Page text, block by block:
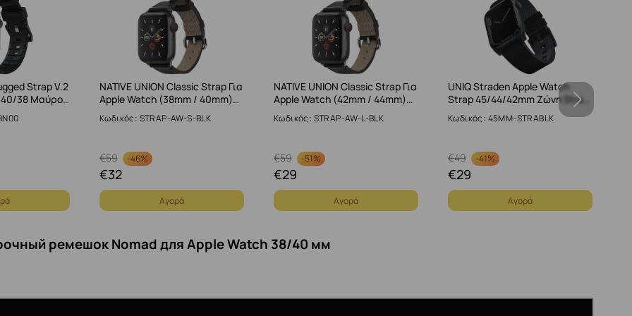
Strap V.2
40/38 Μαύρο…
NATIVE UNION Classic Strap Για
Apple Watch (38mm / 40mm)…
Κωδικός: STRAP-AW-S-BLK
59
€ -46%
32
€
Αγορά
NATIVE UNION Classic Strap Για
Apple Watch (42mm / 44mm)…
Κωδικός: STRAP-AW-L-BLK
59
€ -51%
29
€
Αγορά
UNIQ Straden Apple Watch
Strap 45/44/42mm Ζώνη Stra…
Κωδικός: 45MM-STRABLK
49
€ -41%
29
€
Αγορά
ремешок Nomad для Apple Watch 38/40 мм